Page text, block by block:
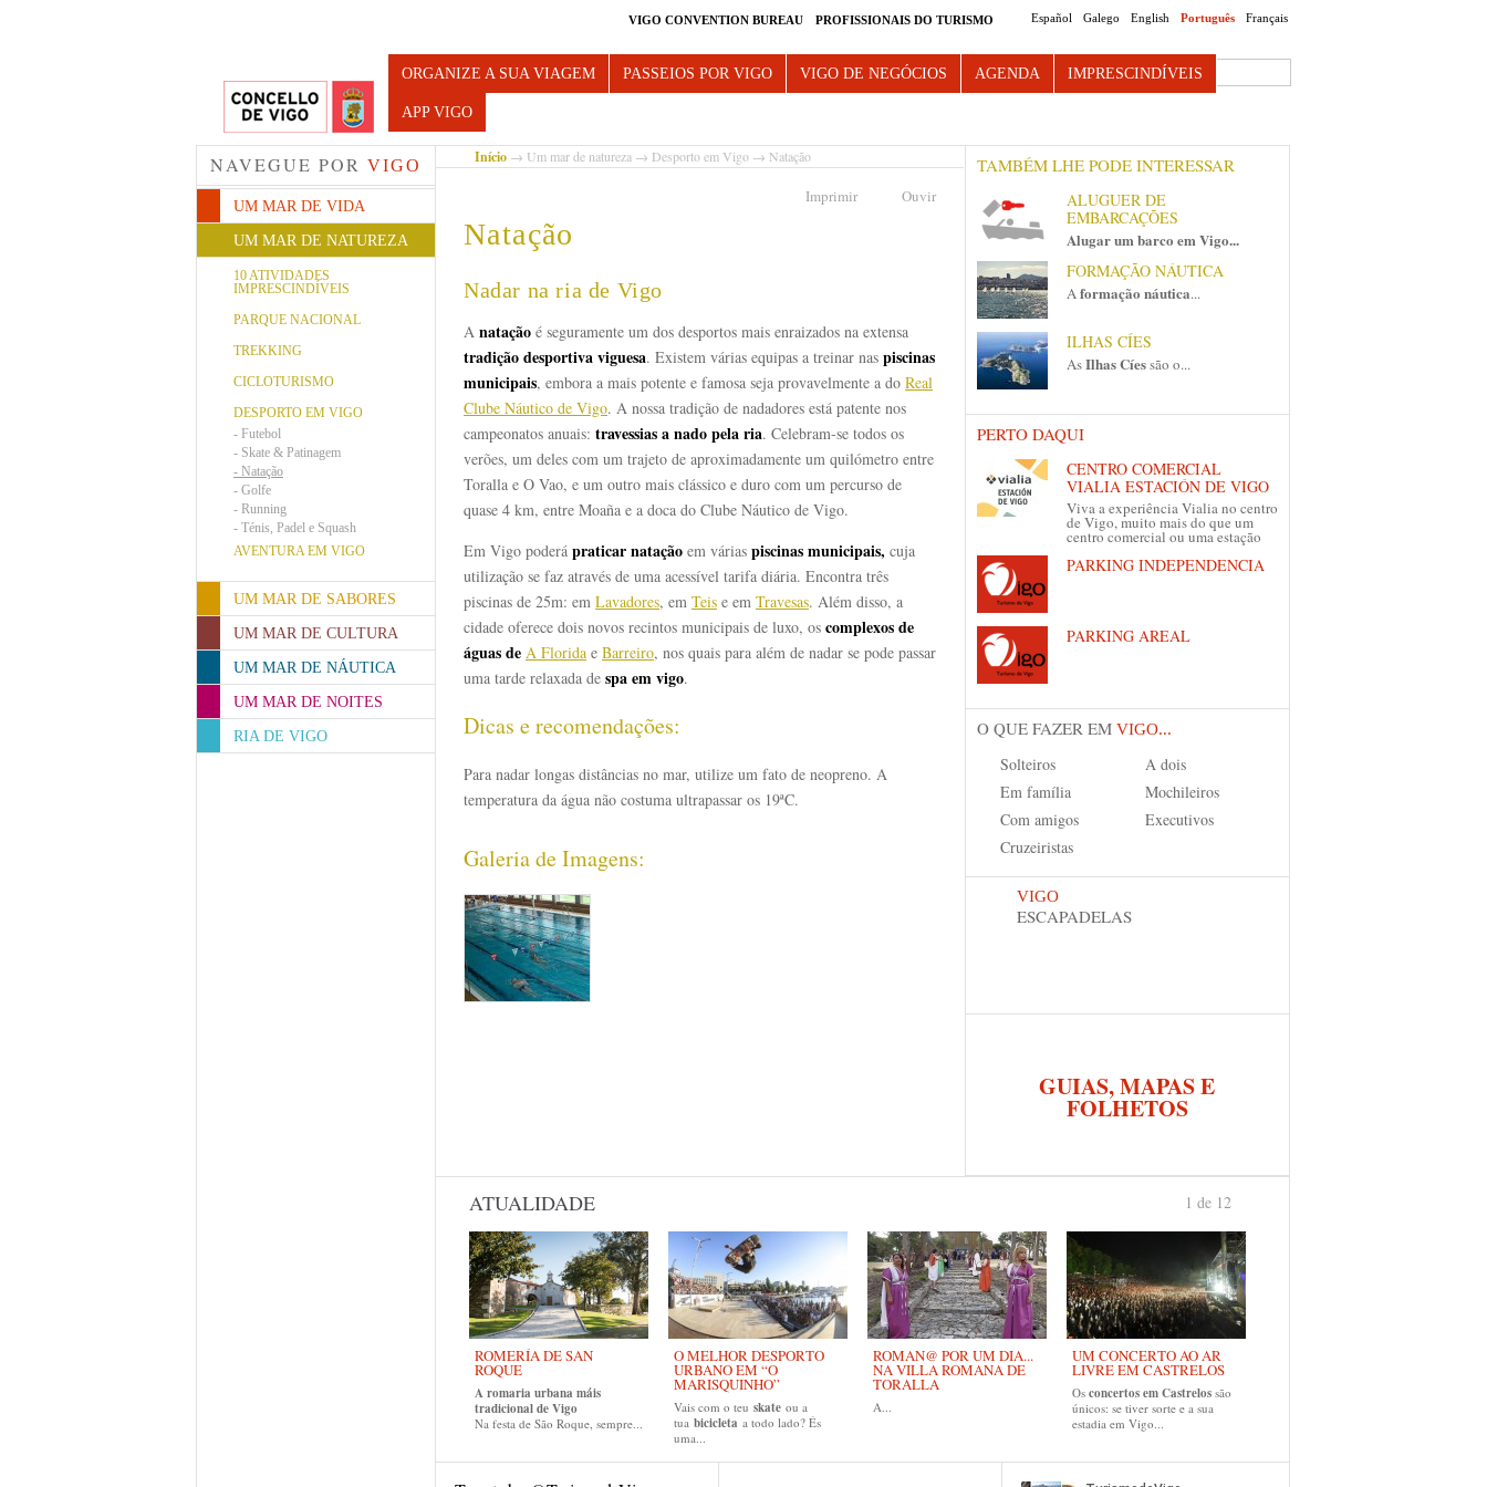
Español Galego English Português Français
VIGO CONVENTION BUREAU PROFISSIONAIS DO TURISMO
Turismo de Vigo Search this site
ORGANIZE A SUA VIAGEM PASSEIOS POR VIGO VIGO DE NEGÓCIOS AGENDA IMPRESCINDÍVEIS
APP VIGO
NAVEGUE POR VIGO
UM MAR DE VIDA
UM MAR DE NATUREZA
10 ATIVIDADES
IMPRESCINDÍVEIS
PARQUE NACIONAL
TREKKING
CICLOTURISMO
DESPORTO EM VIGO
- Futebol
- Skate & Patinagem
- Natação
- Golfe
- Running
- Ténis, Padel e Squash
AVENTURA EM VIGO
UM MAR DE SABORES
UM MAR DE CULTURA
UM MAR DE NÁUTICA
UM MAR DE NOITES
RIA DE VIGO
Início → Um mar de natureza → Desporto em Vigo → Natação
Imprimir Ouvir
Natação
Nadar na ria de Vigo
A natação é seguramente um dos desportos mais enraizados na extensa
tradição desportiva viguesa. Existem várias equipas a treinar nas piscinas
municipais, embora a mais potente e famosa seja provavelmente a do Real
Clube Náutico de Vigo. A nossa tradição de nadadores está patente nos
campeonatos anuais: travessias a nado pela ria. Celebram-se todos os
verões, um deles com um trajeto de aproximadamente um quilómetro entre
Toralla e O Vao, e um outro mais clássico e duro com um percurso de
quase 4 km, entre Moaña e a doca do Clube Náutico de Vigo.
Em Vigo poderá praticar natação em várias piscinas municipais, cuja
utilização se faz através de uma acessível tarifa diária. Encontra três
piscinas de 25m: em Lavadores, em Teis e em Travesas. Além disso, a
cidade oferece dois novos recintos municipais de luxo, os complexos de
águas de A Florida e Barreiro, nos quais para além de nadar se pode passar
uma tarde relaxada de spa em vigo.
Dicas e recomendações:
Para nadar longas distâncias no mar, utilize um fato de neopreno. A
temperatura da água não costuma ultrapassar os 19ªC.
Galeria de Imagens:
TAMBÉM LHE PODE INTERESSAR
ALUGUER DE
EMBARCAÇÕES
Alugar um barco em Vigo...
FORMAÇÃO NÁUTICA
Aformação náutica...
ILHAS CÍES
AsIlhas Cíessão o...
PERTO DAQUI
CENTRO COMERCIAL
VIALIA ESTACIÓN DE VIGO
Viva a experiência Vialia no centro
de Vigo, muito mais do que um
centro comercial ou uma estação
PARKING INDEPENDENCIA
PARKING AREAL
O QUE FAZER EM VIGO...
Solteiros
A dois
Em família
Mochileiros
Com amigos
Executivos
Cruzeiristas
VIGO
ESCAPADELAS
GUIAS, MAPAS E
FOLHETOS
ATUALIDADE
ROMERÍA DE SAN
ROQUE
A romaria urbana máis
tradicional de Vigo
Na festa de São Roque, sempre...
O MELHOR DESPORTO
URBANO EM “O
MARISQUINHO”
Vais com o teu skate ou a
tua bicicleta a todo lado? És
uma...
ROMAN@ POR UM DIA...
NA VILLA ROMANA DE
TORALLA
A...
UM CONCERTO AO AR
LIVRE EM CASTRELOS
Os concertos em Castrelos são
únicos: se tiver sorte e a sua
estadia em Vigo...
1 de 12